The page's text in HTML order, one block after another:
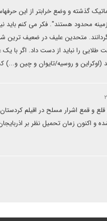
گذشته و وضع خرابتر از این
محدود هستند". فکر می کنم باید
میهن بازگردانند. متحدین علیف در ضعیف
را نباید از دست داد. اگر با یک
و روسیه/تایوان و چین و...)
و قمع اشرار مسلح در اقیلم
و اکنون زمان تحمیل نظر بر